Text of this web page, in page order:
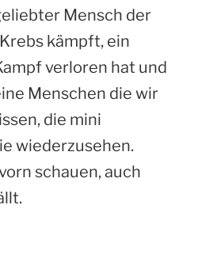
Mensch der
kämpft, ein
verloren hat und
Menschen die wir
die mini
wiederzusehen.
schauen, auch